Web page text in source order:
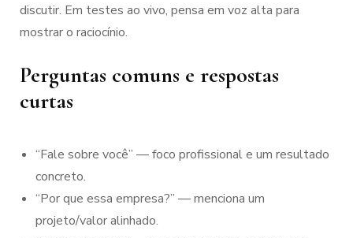
discutir. Em testes ao vivo, pensa em voz alta para
mostrar o raciocínio.
Perguntas comuns e respostas
curtas
“Fale sobre você” — foco profissional e um resultado
concreto.
“Por que essa empresa?” — menciona um
projeto/valor alinhado.